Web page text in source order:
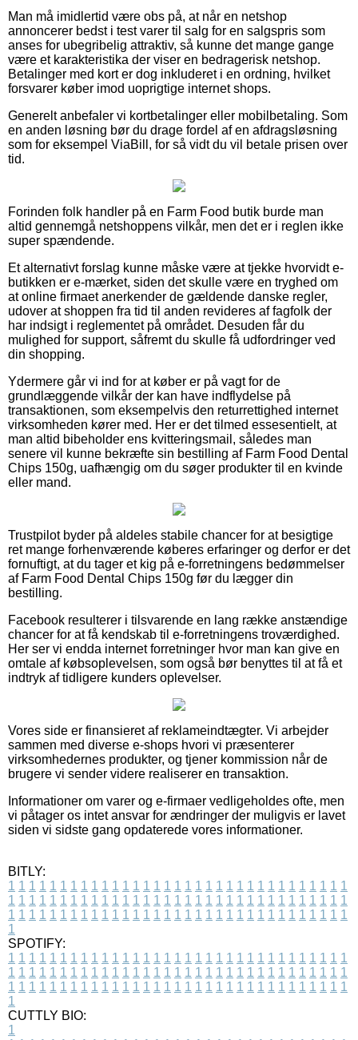
Man må imidlertid være obs på, at når en netshop
annoncerer bedst i test varer til salg for en salgspris som
anses for ubegribelig attraktiv, så kunne det mange gange
være et karakteristika der viser en bedragerisk netshop.
Betalinger med kort er dog inkluderet i en ordning, hvilket
forsvarer køber imod uoprigtige internet shops.
Generelt anbefaler vi kortbetalinger eller mobilbetaling. Som
en anden løsning bør du drage fordel af en afdragsløsning
som for eksempel ViaBill, for så vidt du vil betale prisen over
tid.
Forinden folk handler på en Farm Food butik burde man
altid gennemgå netshoppens vilkår, men det er i reglen ikke
super spændende.
Et alternativt forslag kunne måske være at tjekke hvorvidt e-
butikken er e-mærket, siden det skulle være en tryghed om
at online firmaet anerkender de gældende danske regler,
udover at shoppen fra tid til anden revideres af fagfolk der
har indsigt i reglementet på området. Desuden får du
mulighed for support, såfremt du skulle få udfordringer ved
din shopping.
Ydermere går vi ind for at køber er på vagt for de
grundlæggende vilkår der kan have indflydelse på
transaktionen, som eksempelvis den returrettighed internet
virksomheden kører med. Her er det tilmed essesentielt, at
man altid bibeholder ens kvitteringsmail, således man
senere vil kunne bekræfte sin bestilling af Farm Food Dental
Chips 150g, uafhængig om du søger produkter til en kvinde
eller mand.
Trustpilot byder på aldeles stabile chancer for at besigtige
ret mange forhenværende køberes erfaringer og derfor er det
fornuftigt, at du tager et kig på e-forretningens bedømmelser
af Farm Food Dental Chips 150g før du lægger din
bestilling.
Facebook resulterer i tilsvarende en lang række anstændige
chancer for at få kendskab til e-forretningens troværdighed.
Her ser vi endda internet forretninger hvor man kan give en
omtale af købsoplevelsen, som også bør benyttes til at få et
indtryk af tidligere kunders oplevelser.
Vores side er finansieret af reklameindtægter. Vi arbejder
sammen med diverse e-shops hvori vi præsenterer
virksomhedernes produkter, og tjener kommission når de
brugere vi sender videre realiserer en transaktion.
Informationer om varer og e-firmaer vedligeholdes ofte, men
vi påtager os intet ansvar for ændringer der muligvis er lavet
siden vi sidste gang opdaterede vores informationer.
BITLY:
1 1 1 1 1 1 1 1 1 1 1 1 1 1 1 1 1 1 1 1 1 1 1 1 1 1 1 1 1 1 1 1 1
1 1 1 1 1 1 1 1 1 1 1 1 1 1 1 1 1 1 1 1 1 1 1 1 1 1 1 1 1 1 1 1 1
1 1 1 1 1 1 1 1 1 1 1 1 1 1 1 1 1 1 1 1 1 1 1 1 1 1 1 1 1 1 1 1 1
1
SPOTIFY:
1 1 1 1 1 1 1 1 1 1 1 1 1 1 1 1 1 1 1 1 1 1 1 1 1 1 1 1 1 1 1 1 1
1 1 1 1 1 1 1 1 1 1 1 1 1 1 1 1 1 1 1 1 1 1 1 1 1 1 1 1 1 1 1 1 1
1 1 1 1 1 1 1 1 1 1 1 1 1 1 1 1 1 1 1 1 1 1 1 1 1 1 1 1 1 1 1 1 1
1
CUTTLY BIO:
1